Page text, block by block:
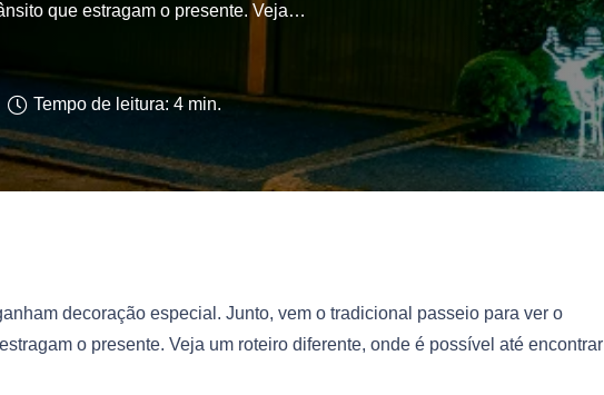
que estragam o presente. Veja…
Tempo de leitura: 4 min.
decoração especial. Junto, vem o tradicional passeio para ver o
o presente. Veja um roteiro diferente, onde é possível até encontrar